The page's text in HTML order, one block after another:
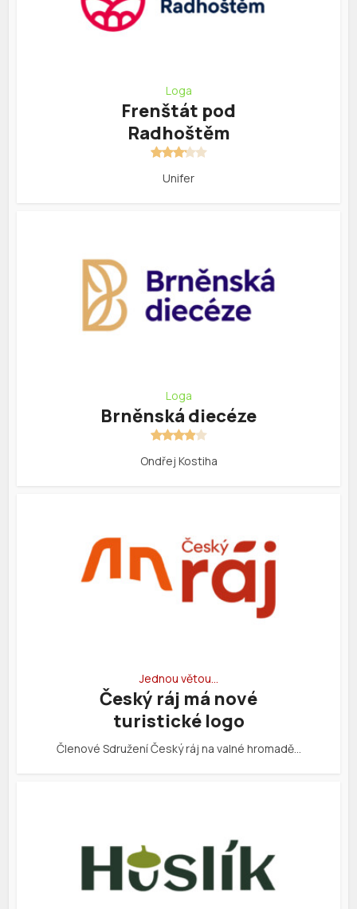
Loga
Frenštát pod
Radhoštěm
Unifer
Loga
Brněnská diecéze
Ondřej Kostiha
Jednou větou…
Český ráj má nové
turistické logo
Členové Sdružení Český ráj na valné hromadě…